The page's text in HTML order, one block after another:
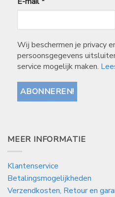
Wij beschermen je privacy
persoonsgegevens
service mogelijk maken.
MEER INFORMATIE
Klantenservice
Betalingsmogelijkheden
Verzendkosten, Retour en